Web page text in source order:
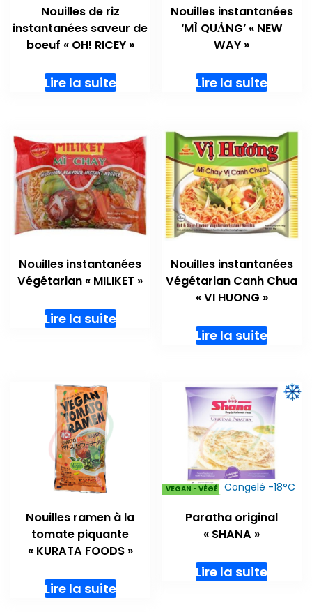
Nouilles de riz
instantanées saveur de
boeuf « OH! RICEY »
Lire la suite
Nouilles instantanées
‘MÌ QUẢNG’ « NEW
WAY »
Lire la suite
Nouilles instantanées
Végétarian « MILIKET »
Lire la suite
Nouilles instantanées
Végétarian Canh Chua
« VI HUONG »
Lire la suite
Nouilles ramen à la
tomate piquante
« KURATA FOODS »
Lire la suite
VEGAN - VÉGÉTARIENSCongelé -18°C
Paratha original
« SHANA »
Lire la suite